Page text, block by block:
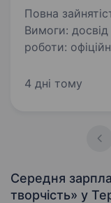
Повна
Вимоги: досвід
роботи: офіційне працевлаштування графік
заробітна плата від
4 дні тому
Середня
творчість» у